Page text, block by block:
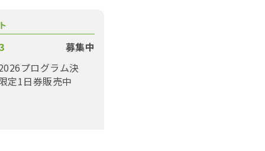
募集中
プログラム決
定1日券販売中